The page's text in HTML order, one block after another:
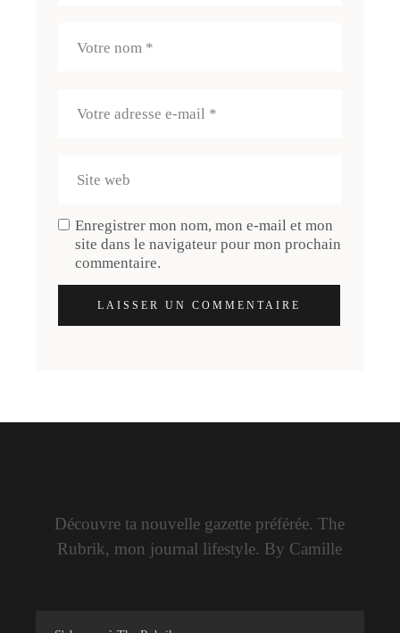
Enregistrer mon nom, mon e-mail et mon
site dans le navigateur pour mon prochain
commentaire.
LAISSER UN COMMENTAIRE
Découvre ta nouvelle gazette préférée. The
Rubrik, mon journal lifestyle. By Camille